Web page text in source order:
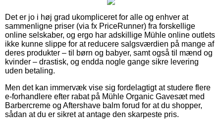
Det er jo i høj grad ukompliceret for alle og enhver at
sammenligne priser (via fx PriceRunner) fra forskellige
online selskaber, og ergo har adskillige Mühle online outlets
ikke kunne slippe for at reducere salgsværdien på mange af
deres produkter – til børn og babyer, samt også til mænd og
kvinder – drastisk, og endda nogle gange sikre levering
uden betaling.
Men det kan immervæk vise sig fordelagtigt at studere flere
e-forhandlere efter rabat på Mühle Organic Gavesæt med
Barbercreme og Aftershave balm forud for at du shopper,
sådan at du er sikret at antage den skarpeste pris.